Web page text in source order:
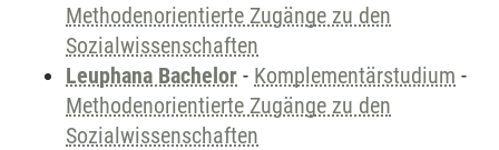
Methodenorientierte Zugänge zu den
Sozialwissenschaften
Leuphana Bachelor - Komplementärstudium -
Methodenorientierte Zugänge zu den
Sozialwissenschaften